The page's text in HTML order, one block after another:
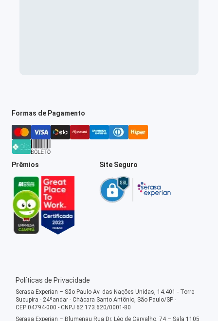
Formas de Pagamento
Prêmios Site Seguro
Políticas de Privacidade
Serasa Experian – São Paulo Av. das Nações Unidas, 14.401 - Torre
Sucupira - 24ºandar - Chácara Santo Antônio, São Paulo/SP -
CEP:04794-000 - CNPJ 62.173.620/0001-80
Serasa Experian – Blumenau Rua Dr. Léo de Carvalho, 74 – Sala 1105